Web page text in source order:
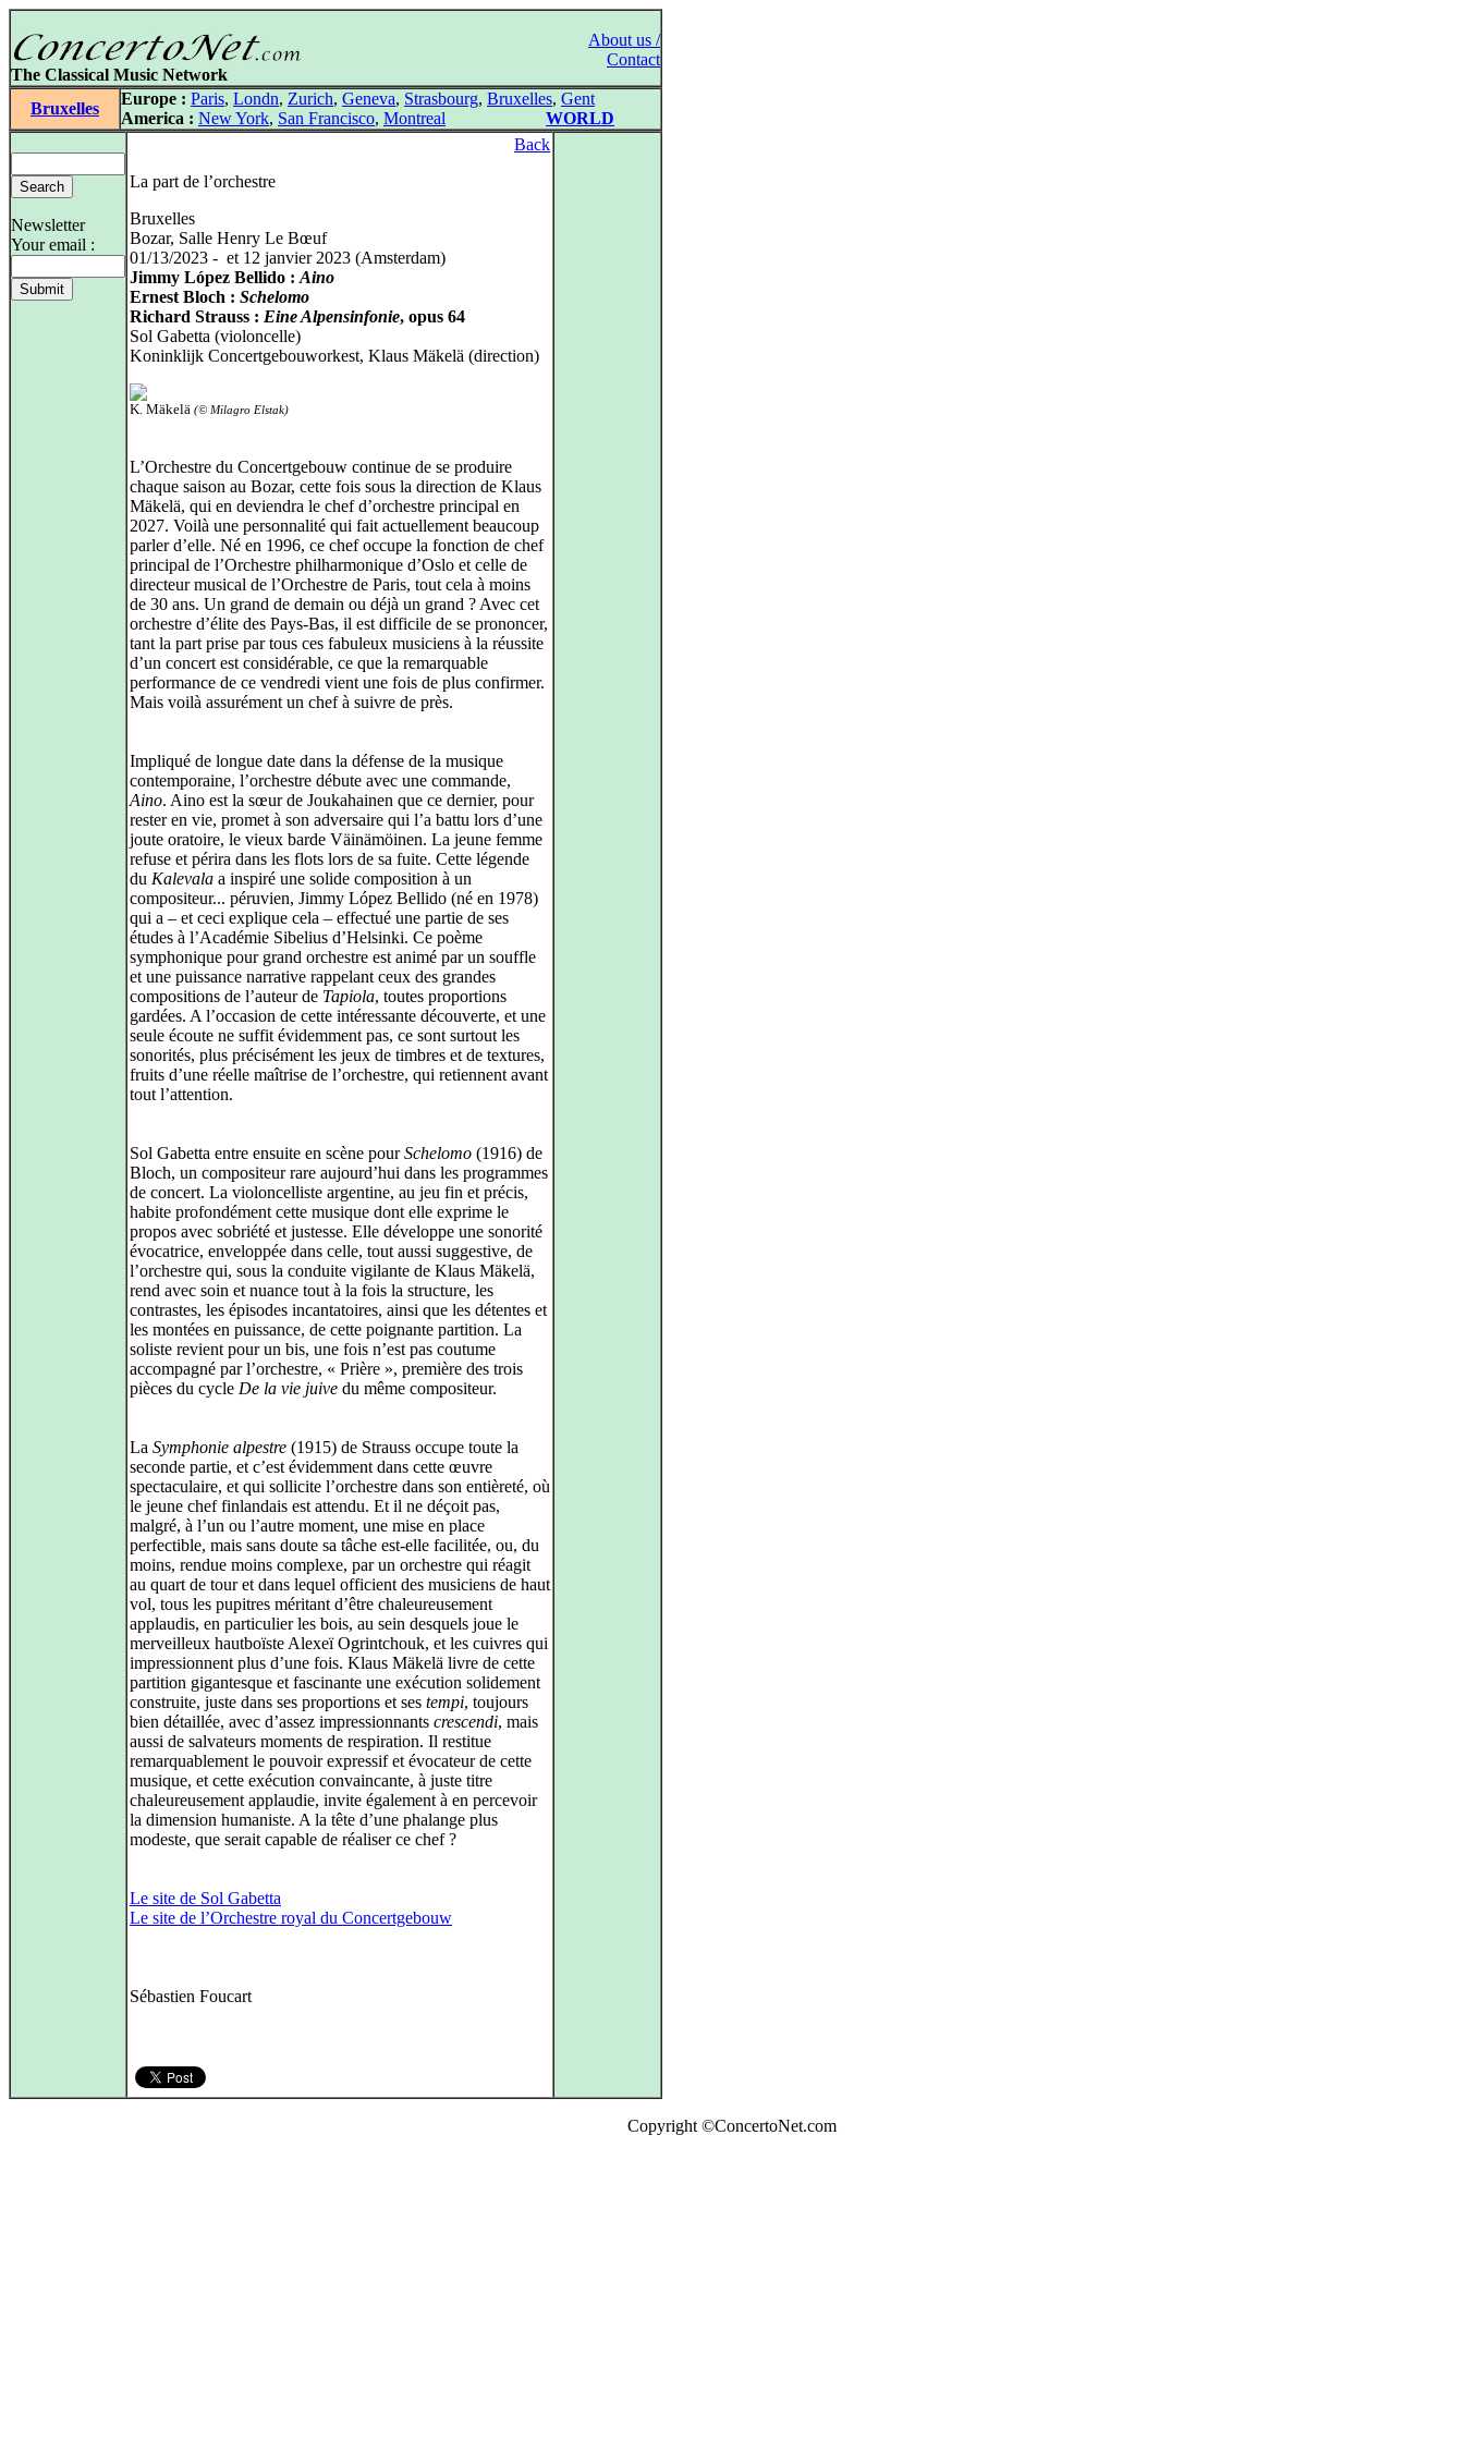
About us /
Contact
The Classical Music Network
Bruxelles
Europe : Paris, Londn, Zurich, Geneva, Strasbourg, Bruxelles, Gent
America : New York, San Francisco, Montreal WORLD
Newsletter
Your email :
Back
La part de l’orchestre
Bruxelles
Bozar, Salle Henry Le Bœuf
01/13/2023 - et 12 janvier 2023 (Amsterdam)
Jimmy López Bellido : Aino
Ernest Bloch : Schelomo
Richard Strauss : Eine Alpensinfonie, opus 64
Sol Gabetta (violoncelle)
Koninklijk Concertgebouworkest, Klaus Mäkelä (direction)
K. Mäkelä (© Milagro Elstak)
L’Orchestre du Concertgebouw continue de se produire
chaque saison au Bozar, cette fois sous la direction de Klaus
Mäkelä, qui en deviendra le chef d’orchestre principal en
2027. Voilà une personnalité qui fait actuellement beaucoup
parler d’elle. Né en 1996, ce chef occupe la fonction de chef
principal de l’Orchestre philharmonique d’Oslo et celle de
directeur musical de l’Orchestre de Paris, tout cela à moins
de 30 ans. Un grand de demain ou déjà un grand ? Avec cet
orchestre d’élite des Pays‑Bas, il est difficile de se prononcer,
tant la part prise par tous ces fabuleux musiciens à la réussite
d’un concert est considérable, ce que la remarquable
performance de ce vendredi vient une fois de plus confirmer.
Mais voilà assurément un chef à suivre de près.
Impliqué de longue date dans la défense de la musique
contemporaine, l’orchestre débute avec une commande,
Aino. Aino est la sœur de Joukahainen que ce dernier, pour
rester en vie, promet à son adversaire qui l’a battu lors d’une
joute oratoire, le vieux barde Väinämöinen. La jeune femme
refuse et périra dans les flots lors de sa fuite. Cette légende
du Kalevala a inspiré une solide composition à un
compositeur... péruvien, Jimmy López Bellido (né en 1978)
qui a – et ceci explique cela – effectué une partie de ses
études à l’Académie Sibelius d’Helsinki. Ce poème
symphonique pour grand orchestre est animé par un souffle
et une puissance narrative rappelant ceux des grandes
compositions de l’auteur de Tapiola, toutes proportions
gardées. A l’occasion de cette intéressante découverte, et une
seule écoute ne suffit évidemment pas, ce sont surtout les
sonorités, plus précisément les jeux de timbres et de textures,
fruits d’une réelle maîtrise de l’orchestre, qui retiennent avant
tout l’attention.
Sol Gabetta entre ensuite en scène pourSchelomo (1916) de
Bloch, un compositeur rare aujourd’hui dans les programmes
de concert. La violoncelliste argentine, au jeu fin et précis,
habite profondément cette musique dont elle exprime le
propos avec sobriété et justesse. Elle développe une sonorité
évocatrice, enveloppée dans celle, tout aussi suggestive, de
l’orchestre qui, sous la conduite vigilante de Klaus Mäkelä,
rend avec soin et nuance tout à la fois la structure, les
contrastes, les épisodes incantatoires, ainsi que les détentes et
les montées en puissance, de cette poignante partition. La
soliste revient pour un bis, une fois n’est pas coutume
accompagné par l’orchestre, « Prière », première des trois
pièces du cycle De la vie juive du même compositeur.
La Symphonie alpestre (1915) de Strauss occupe toute la
seconde partie, et c’est évidemment dans cette œuvre
spectaculaire, et qui sollicite l’orchestre dans son entièreté, où
le jeune chef finlandais est attendu. Et il ne déçoit pas,
malgré, à l’un ou l’autre moment, une mise en place
perfectible, mais sans doute sa tâche est‑elle facilitée, ou, du
moins, rendue moins complexe, par un orchestre qui réagit
au quart de tour et dans lequel officient des musiciens de haut
vol, tous les pupitres méritant d’être chaleureusement
applaudis, en particulier les bois, au sein desquels joue le
merveilleux hautboïste Alexeï Ogrintchouk, et les cuivres qui
impressionnent plus d’une fois. Klaus Mäkelä livre de cette
partition gigantesque et fascinante une exécution solidement
construite, juste dans ses proportions et ses tempi, toujours
bien détaillée, avec d’assez impressionnants crescendi, mais
aussi de salvateurs moments de respiration. Il restitue
remarquablement le pouvoir expressif et évocateur de cette
musique, et cette exécution convaincante, à juste titre
chaleureusement applaudie, invite également à en percevoir
la dimension humaniste. A la tête d’une phalange plus
modeste, que serait capable de réaliser ce chef ?
Le site de Sol Gabetta
Le site de l’Orchestre royal du Concertgebouw
Sébastien Foucart
Copyright ©ConcertoNet.com